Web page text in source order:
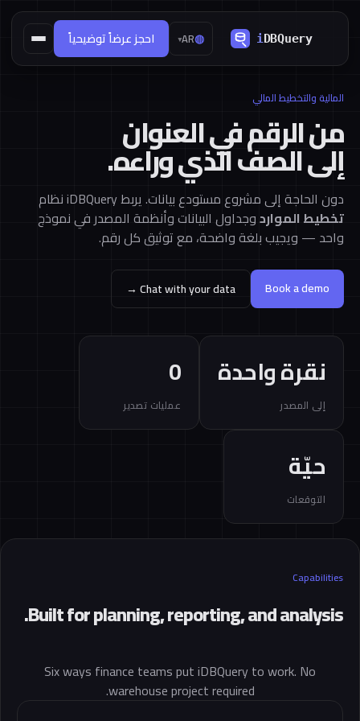
◍
AR
▾ احجز عرضاً توضيحياً
المالية والتخطيط المالي
من الرقم في العنوان
إلى الصف الذي وراءه.
دون الحاجة إلى مشروع مستودع بيانات. يربط iDBQuery نظام
تخطيط المواردوجداول البيانات وأنظمة المصدر في نموذج
واحد — ويجيب بلغة واضحة، مع توثيق كل رقم.
Book a demo
Chat with your data →
نقرة واحدة
إلى المصدر
0
عمليات تصدير
حيّة
التوقعات
Capabilities
Built for planning, reporting, and analysis.
Six ways finance teams put iDBQuery to work. No
warehouse project required.